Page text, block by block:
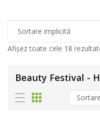
Afișez toate cele 18
Beauty Festival -